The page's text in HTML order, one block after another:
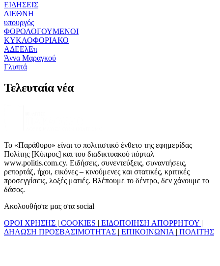
ΕΙΔΗΣΕΙΣ
ΔΙΕΘΝΗ
υπουργός
ΦΟΡΟΛΟΓΟΥΜΕΝΟΙ
ΚΥΚΛΟΦΟΡΙΑΚΟ
ΑΔΕΕλΕπ
Άννα Μαραγκού
Γλυπτά
Τελευταία νέα
Το «Παράθυρο» είναι το πολιτιστικό ένθετο της εφημερίδας
Πολίτης [Κύπρος] και του διαδικτυακού πόρταλ
www.politis.com.cy. Ειδήσεις, συνεντεύξεις, συναντήσεις,
ρεπορτάζ, ήχοι, εικόνες – κινούμενες και στατικές, κριτικές
προσεγγίσεις, λοξές ματιές. Βλέπουμε το δέντρο, δεν χάνουμε το
δάσος.
Ακολουθήστε μας στα social
ΟΡΟΙ ΧΡΗΣΗΣ | COOKIES | ΕΙΔΟΠΟΙΗΣΗ ΑΠΟΡΡΗΤΟΥ |
ΔΗΛΩΣΗ ΠΡΟΣΒΑΣΙΜΟΤΗΤΑΣ | ΕΠΙΚΟΙΝΩΝΙΑ | ΠΟΛΙΤΗΣ